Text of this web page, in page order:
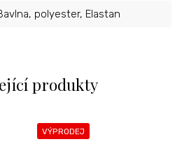
produkty
VÝPRODEJ
polyester, Elastan